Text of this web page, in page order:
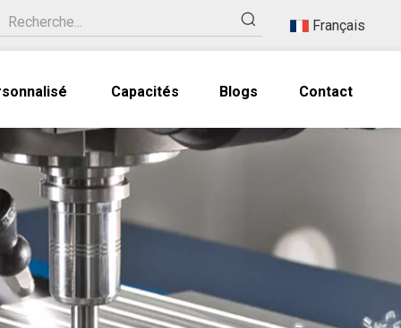
Français
Capacités Blogs Contact